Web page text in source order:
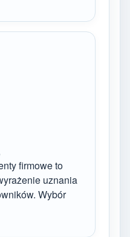
firmowe to
uznania
Wybór